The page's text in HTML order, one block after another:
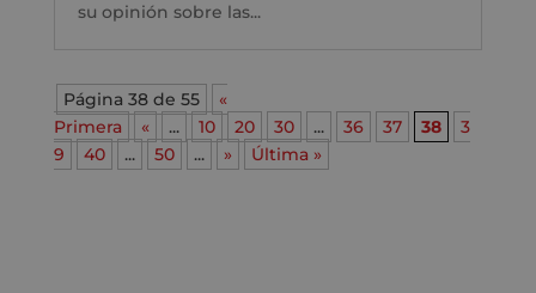
su opinión sobre las...
Página 38 de 55
«
Primera
« ... 10 20 30 ... 36 37 38
3
9
40 ... 50 ... » Última »